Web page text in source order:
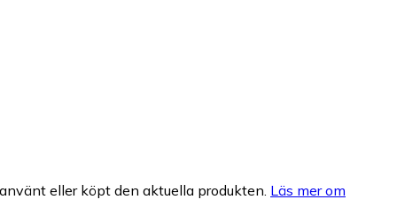
eller köpt den aktuella produkten. Läs mer om